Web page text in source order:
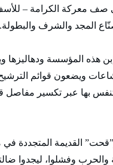
صف معركة الكرامة –
المجد والشرف والبطولة.
المؤسسة ودهاليزها
ويضعون قوائم الترشيح
بها عبر تكسير مفاصل
القديمة المتجددة في
وفشلوا، ليجدوا